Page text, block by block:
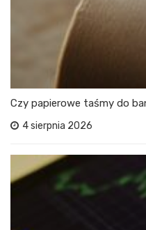
Czy papierowe taśmy do
4 sierpnia 2026